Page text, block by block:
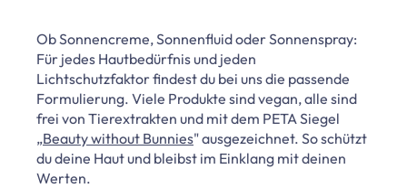
Ob Sonnencreme, Sonnenfluid oder Sonnenspray:
Für jedes Hautbedürfnis und jeden
Lichtschutzfaktor findest du bei uns die passende
Formulierung. Viele Produkte sind vegan, alle sind
frei von Tierextrakten und mit dem PETA Siegel
„Beauty without Bunnies" ausgezeichnet. So schützt
du deine Haut und bleibst im Einklang mit deinen
Werten.